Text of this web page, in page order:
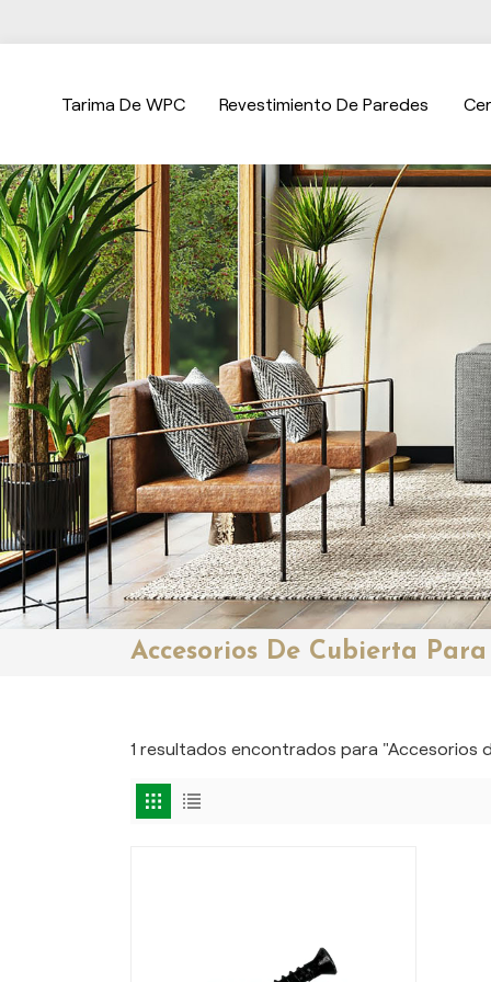
Tarima De WPC Revestimiento De Paredes
Accesorios De Cubierta
1 resultados encontrados para "Accesorios